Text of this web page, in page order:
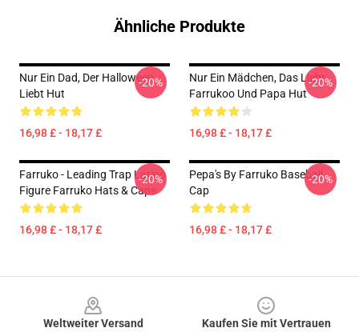
Ähnliche Produkte
Nur Ein Dad, Der Halloween
Liebt Hut
16,98 £ - 18,17 £
-20%
Nur Ein Mädchen, Das Liebt
Farrukoo Und Papa Hut
16,98 £ - 18,17 £
-20%
Farruko - Leading Trap Latino
Figure Farruko Hats & Caps
16,98 £ - 18,17 £
-20%
Pepa's By Farruko Baseball
Cap
16,98 £ - 18,17 £
-20%
Weltweiter Versand
Kaufen Sie mit Vertrauen